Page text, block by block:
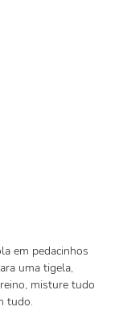
em pedacinhos
uma tigela,
misture tudo
tudo.